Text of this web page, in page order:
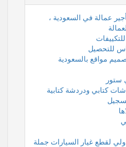
عمالة في السعودية ،
للتحصيل
مواقع بالسعودية
ستور
كتابي ودردشة كتابية
لقطع غيار السيارات جملة